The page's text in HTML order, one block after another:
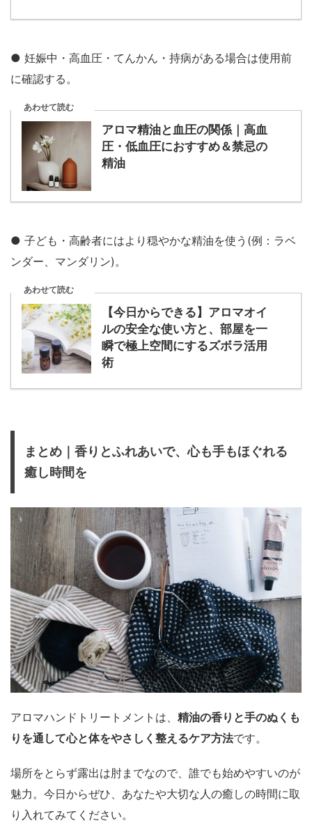
● 妊娠中・高血圧・てんかん・持病がある場合は使用前
に確認する。
あわせて読む
アロマ精油と血圧の関係｜高血
圧・低血圧におすすめ＆禁忌の
精油
● 子ども・高齢者にはより穏やかな精油を使う(例：ラベ
ンダー、マンダリン)。
あわせて読む
【今日からできる】アロマオイ
ルの安全な使い方と、部屋を一
瞬で極上空間にするズボラ活用
術
まとめ｜香りとふれあいで、心も手もほぐれる
癒し時間を
アロマハンドトリートメントは、 精油の香りと手のぬくも
りを通して心と体をやさしく整えるケア方法です。
場所をとらず露出は肘までなので、誰でも始めやすいのが
魅力。今日からぜひ、あなたや大切な人の癒しの時間に取
り入れてみてください。